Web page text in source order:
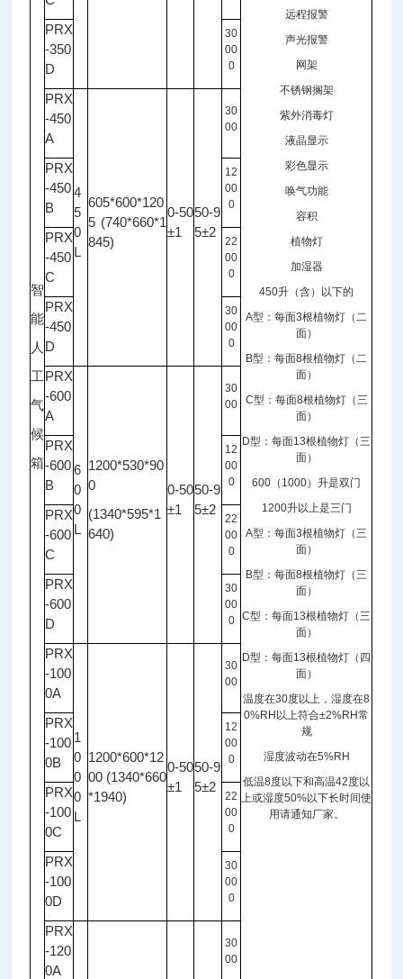
智
能
人
工
气
候
箱
远程报警
声光报警
网架
不锈钢搁架
紫外消毒灯
液晶显示
彩色显示
唤气功能
容积
植物灯
加湿器
450升（含）以下的
A型：每面3根植物灯（二
面）
B型：每面8根植物灯（二
面）
C型：每面8根植物灯（三
面）
D型：每面13根植物灯（三
面）
600 （ 1000）升是双门
1200升以上是三门
A型：每面3根植物灯（三
面）
B型：每面8根植物灯（三
面）
C型：每面13根植物灯（三
面）
D型：每面13根植物灯（四
面）
温度在30度以上，湿度在8
0%RH 以上符合±2%RH常
规
湿度波动在5%RH
低温8度以下和高温42度以
上或湿度50%以下长时间使
用请通知厂家。
PRX
-350
D
30
00
0
PRX
-450
A
4
5
0
L
605*600*120
5 (740*660*1
845)
0-50
±1
50-9
5±2
30
00
PRX
-450
B
12
00
0
PRX
-450
C
22
00
0
PRX
-450
D
30
00
0
PRX
-600
A
6
0
0
L
1200*530*90
0
(1340*595*1
640)
0-50
±1
50-9
5±2
30
00
PRX
-600
B
12
00
0
PRX
-600
C
22
00
0
PRX
-600
D
30
00
0
PRX
-100
0A
1
0
0
0
L
1200*600*12
00 (1340*660
*1940)
0-50
±1
50-9
5±2
30
00
PRX
-100
0B
12
00
0
PRX
-100
0C
22
00
0
PRX
-100
0D
30
00
0
PRX
-120
0A
30
00